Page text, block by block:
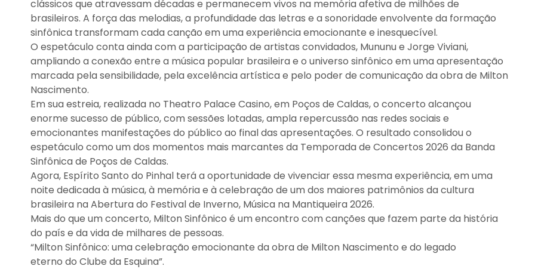
clássicos que atravessam décadas e permanecem vivos na memória afetiva de milhões de
brasileiros. A força das melodias, a profundidade das letras e a sonoridade envolvente da formação
sinfônica transformam cada canção em uma experiência emocionante e inesquecível.
O espetáculo conta ainda com a participação de artistas convidados, Mununu e Jorge Viviani,
ampliando a conexão entre a música popular brasileira e o universo sinfônico em uma apresentação
marcada pela sensibilidade, pela excelência artística e pelo poder de comunicação da obra de Milton
Nascimento.
Em sua estreia, realizada no Theatro Palace Casino, em Poços de Caldas, o concerto alcançou
enorme sucesso de público, com sessões lotadas, ampla repercussão nas redes sociais e
emocionantes manifestações do público ao final das apresentações. O resultado consolidou o
espetáculo como um dos momentos mais marcantes da Temporada de Concertos 2026 da Banda
Sinfônica de Poços de Caldas.
Agora, Espírito Santo do Pinhal terá a oportunidade de vivenciar essa mesma experiência, em uma
noite dedicada à música, à memória e à celebração de um dos maiores patrimônios da cultura
brasileira na Abertura do Festival de Inverno, Música na Mantiqueira 2026.
Mais do que um concerto, Milton Sinfônico é um encontro com canções que fazem parte da história
do país e da vida de milhares de pessoas.
“Milton Sinfônico: uma celebração emocionante da obra de Milton Nascimento e do legado
eterno do Clube da Esquina”.